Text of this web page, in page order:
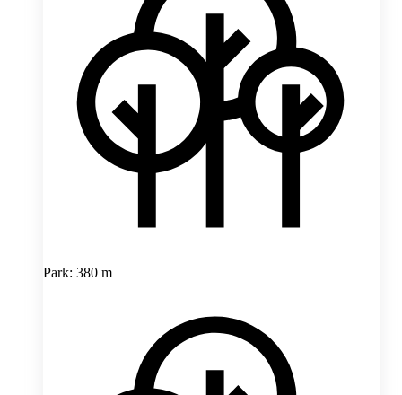
Park: 380 m